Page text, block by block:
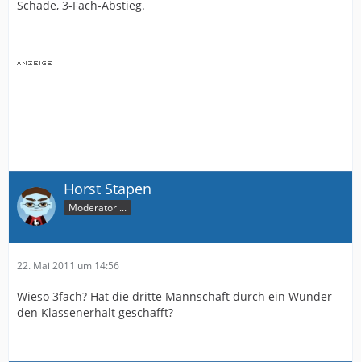
Schade, 3-Fach-Abstieg.
Horst Stapen
Moderator ...
22. Mai 2011 um 14:56
Wieso 3fach? Hat die dritte Mannschaft durch ein Wunder
den Klassenerhalt geschafft?